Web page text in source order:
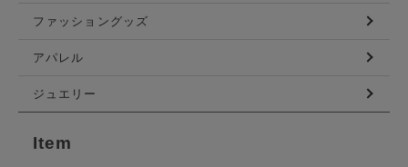
ファッショングッズ
アパレル
ジュエリー
Item